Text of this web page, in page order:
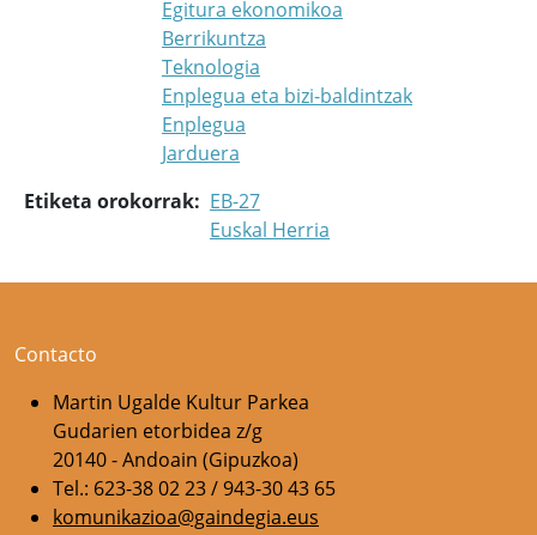
Egitura ekonomikoa
Berrikuntza
Teknologia
Enplegua eta bizi-baldintzak
Enplegua
Jarduera
Etiketa orokorrak
EB-27
Euskal Herria
Contacto
Martin Ugalde Kultur Parkea
Gudarien etorbidea z/g
20140 - Andoain (Gipuzkoa)
Tel.: 623-38 02 23 / 943-30 43 65
komunikazioa@gaindegia.eus